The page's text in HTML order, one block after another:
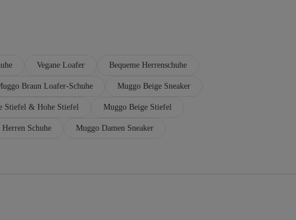
Vegane Loafer Bequeme Herrenschuhe
Braun Loafer-Schuhe Muggo Beige Sneaker
Stiefel & Hohe Stiefel Muggo Beige Stiefel
Schuhe Muggo Damen Sneaker